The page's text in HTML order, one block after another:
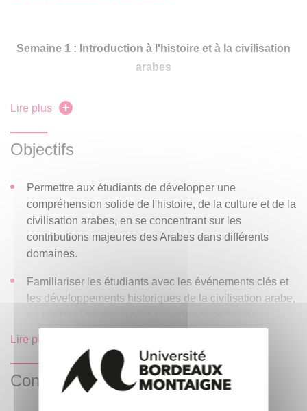
Semaine 1 : Introduction à l'histoire et à la civilisation
arabes
Présentation du cours, des objectifs et de la
méthodologie
Qu’est-ce que le monde arabe
Semaine 2 : L'Arabie préislamique
Géographie et environnement de l'Arabie
Religions préislamiques en Arabie
Semaine 3 : L'arrivée de l'islam et l'ère des califes
Vie et enseignements du prophète Mahomet
Lire plus
Objectifs
Permettre aux étudiants de développer une
compréhension solide de l'histoire, de la culture et de la
civilisation arabes, en se concentrant sur les
contributions majeures des Arabes dans différents
domaines.
Familiariser les étudiants avec les événements clés et
les développements historiques de la civilisation arabe,
Présenter la géographie de la région arabe, en mettant
en évidence la diversité culturelle, linguistique et
religieuse qui caractérise le monde arabe.
Lire plus
Contrôle des connaissances